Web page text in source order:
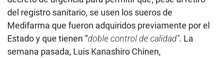
del registro sanitario, se usen los sueros de
Medifarma que fueron adquiridos previamente por el
Estado y que tienen “doble control de calidad”. La
semana pasada, Luis Kanashiro Chinen,